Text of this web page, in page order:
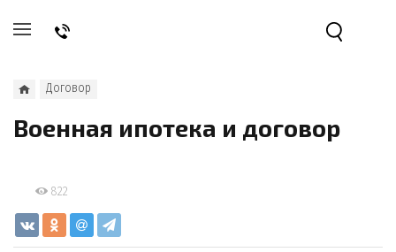
Договор
Военная ипотека и договор
822